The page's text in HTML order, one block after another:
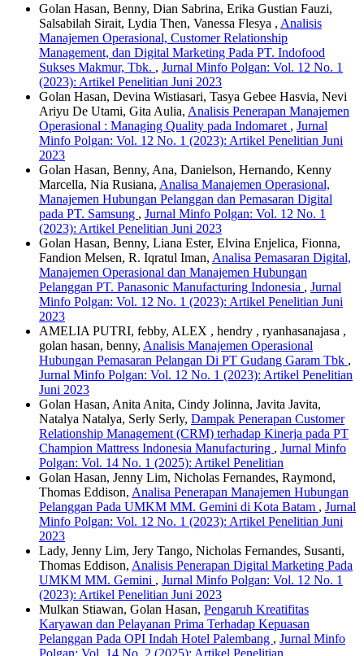
Golan Hasan, Benny, Dian Sabrina, Erika Gustian Fauzi,
Salsabilah Sirait, Lydia Then, Vanessa Flesya , Analisis
Manajemen Operasional, Customer Relationship
Management, dan Digital Marketing Pada PT. Indofood
Sukses Makmur, Tbk. , Jurnal Minfo Polgan: Vol. 12 No. 1
(2023): Artikel Penelitian Juni 2023
Golan Hasan, Devina Wistiasari, Tasya Gebee Hasvia, Nevi
Ariyu De Utami, Gita Aulia, Analisis Penerapan Manajemen
Operasional : Managing Quality pada Indomaret , Jurnal
Minfo Polgan: Vol. 12 No. 1 (2023): Artikel Penelitian Juni
2023
Golan Hasan, Benny, Ana, Danielson, Hernando, Kenny
Marcella, Nia Rusiana, Analisa Manajemen Operasional,
Manajemen Hubungan Pelanggan dan Pemasaran Digital
pada PT. Samsung , Jurnal Minfo Polgan: Vol. 12 No. 1
(2023): Artikel Penelitian Juni 2023
Golan Hasan, Benny, Liana Ester, Elvina Enjelica, Fionna,
Fandion Melsen, R. Iqratul Iman, Analisa Pemasaran Digital,
Manajemen Operasional dan Manajemen Hubungan
Pelanggan PT. Panasonic Manufacturing Indonesia , Jurnal
Minfo Polgan: Vol. 12 No. 1 (2023): Artikel Penelitian Juni
2023
AMELIA PUTRI, febby, ALEX , hendry , ryanhasanajasa ,
golan hasan, benny, Analisis Manajemen Operasional
Hubungan Pemasaran Pelangan Di PT Gudang Garam Tbk ,
Jurnal Minfo Polgan: Vol. 12 No. 1 (2023): Artikel Penelitian
Juni 2023
Golan Hasan, Anita Anita, Cindy Jolinna, Javita Javita,
Natalya Natalya, Serly Serly, Dampak Penerapan Customer
Relationship Management (CRM) terhadap Kinerja pada PT
Champion Mattress Indonesia Manufacturing , Jurnal Minfo
Polgan: Vol. 14 No. 1 (2025): Artikel Penelitian
Golan Hasan, Jenny Lim, Nicholas Fernandes, Raymond,
Thomas Eddison, Analisa Penerapan Manajemen Hubungan
Pelanggan Pada UMKM MM. Gemini di Kota Batam , Jurnal
Minfo Polgan: Vol. 12 No. 1 (2023): Artikel Penelitian Juni
2023
Lady, Jenny Lim, Jery Tango, Nicholas Fernandes, Susanti,
Thomas Eddison, Analisis Penerapan Digital Marketing Pada
UMKM MM. Gemini , Jurnal Minfo Polgan: Vol. 12 No. 1
(2023): Artikel Penelitian Juni 2023
Mulkan Stiawan, Golan Hasan, Pengaruh Kreatifitas
Karyawan dan Pelayanan Prima Terhadap Kepuasan
Pelanggan Pada OPI Indah Hotel Palembang , Jurnal Minfo
Polgan: Vol. 14 No. 2 (2025): Artikel Penelitian